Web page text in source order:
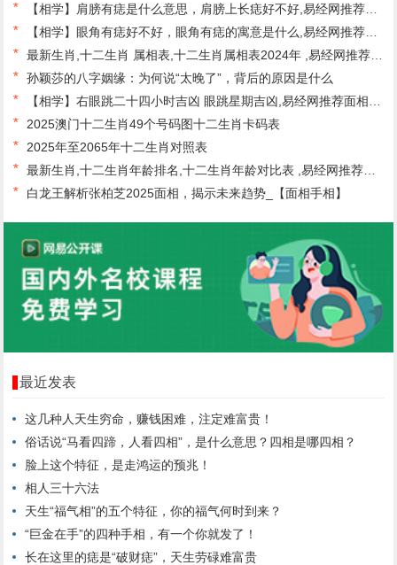
* 【相学】肩膀有痣是什么意思，肩膀上长痣好不好,易经网推荐面相手相
* 【相学】眼角有痣好不好，眼角有痣的寓意是什么,易经网推荐面相手相
* 最新生肖,十二生肖 属相表,十二生肖属相表2024年 ,易经网推荐生肖
* 孙颖莎的八字姻缘：为何说“太晚了”，背后的原因是什么
* 【相学】右眼跳二十四小时吉凶 眼跳星期吉凶,易经网推荐面相手相
* 2025澳门十二生肖49个号码图十二生肖卡码表
* 2025年至2065年十二生肖对照表
* 最新生肖,十二生肖年龄排名,十二生肖年龄对比表 ,易经网推荐生肖
* 白龙王解析张柏芝2025面相，揭示未来趋势_【面相手相】
最近发表
这几种人天生穷命，赚钱困难，注定难富贵！
俗话说“马看四蹄，人看四相”，是什么意思？四相是哪四相？
脸上这个特征，是走鸿运的预兆！
相人三十六法
天生“福气相”的五个特征，你的福气何时到来？
“巨金在手”的四种手相，有一个你就发了！
长在这里的痣是“破财痣”，天生劳碌难富贵